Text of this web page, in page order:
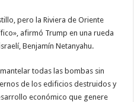
pero la Riviera de Oriente
afirmó Trump en una rueda
Benjamín Netanyahu.
todas las bombas sin
de los edificios destruidos y
económico que genere